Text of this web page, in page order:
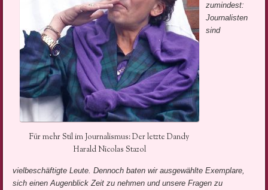
Für mehr Stil im Journalismus: Der letzte Dandy
Harald Nicolas Stazol
zumindest:
Journalisten
sind
vielbeschäftigte Leute. Dennoch baten wir ausgewählte Exemplare,
sich einen Augenblick Zeit zu nehmen und unsere Fragen zu